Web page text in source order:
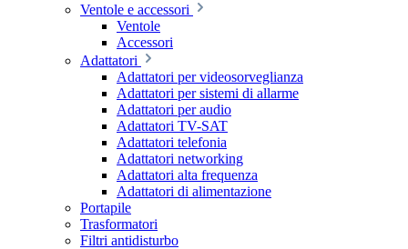
Ventole e accessori
Ventole
Accessori
Adattatori
Adattatori per videosorveglianza
Adattatori per sistemi di allarme
Adattatori per audio
Adattatori TV-SAT
Adattatori telefonia
Adattatori networking
Adattatori alta frequenza
Adattatori di alimentazione
Portapile
Trasformatori
Filtri antidisturbo